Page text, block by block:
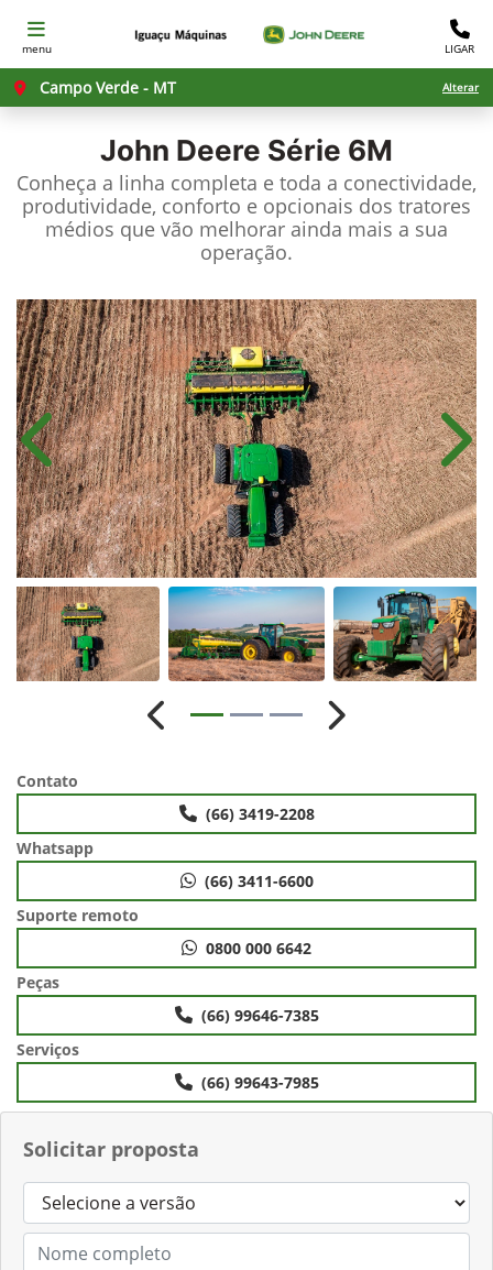
menu LIGAR
Campo Verde - MT Alterar
John Deere Série 6M
Conheça a linha completa e toda a conectividade,
produtividade, conforto e opcionais dos tratores
médios que vão melhorar ainda mais a sua
operação.
Solicitar proposta
Anterior
Anterior Próximo
Contato
(66) 3419-2208
Whatsapp
(66) 3411-6600
Suporte remoto
0800 000 6642
Peças
(66) 99646-7385
Serviços
(66) 99643-7985